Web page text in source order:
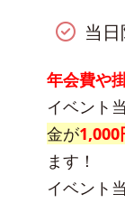
当
年会費や
イベント
金が1,000
ます！
イベント